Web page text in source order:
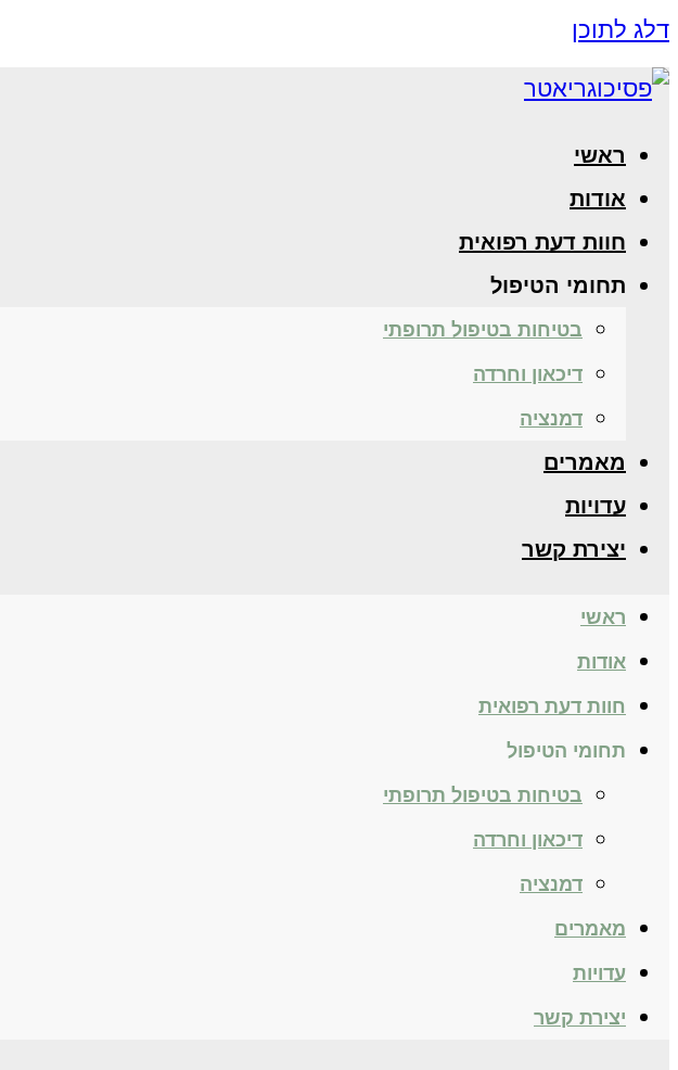
דלג לתוכן
ראשי
אודות
חוות דעת רפואית
תחומי הטיפול
בטיחות בטיפול תרופתי
דיכאון וחרדה
דמנציה
מאמרים
עדויות
יצירת קשר
ראשי
אודות
חוות דעת רפואית
תחומי הטיפול
בטיחות בטיפול תרופתי
דיכאון וחרדה
דמנציה
מאמרים
עדויות
יצירת קשר